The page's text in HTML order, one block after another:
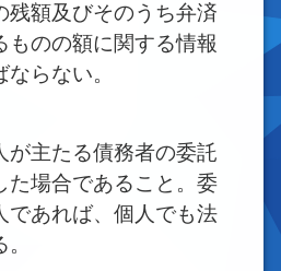
残額及びそのうち弁済
ものの額に関する情報
らない。
主たる債務者の委託
た場合であること。委
であれば、個人でも法